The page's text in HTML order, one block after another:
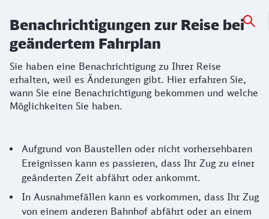
Benachrichtigungen zur Reise bei
geändertem Fahrplan
Sie haben eine Benachrichtigung zu Ihrer Reise
erhalten, weil es Änderungen gibt. Hier erfahren Sie,
wann Sie eine Benachrichtigung bekommen und welche
Möglichkeiten Sie haben.
Gründe, warum Sie eine Benachrichtigung
Aufgrund von Baustellen oder nicht vorhersehbaren
Ereignissen kann es passieren, dass Ihr Zug zu einer
geänderten Zeit abfährt oder ankommt.
In Ausnahmefällen kann es vorkommen, dass Ihr Zug
von einem anderen Bahnhof abfährt oder an einem